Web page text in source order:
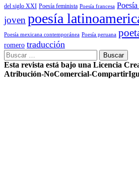
del siglo XXI Poesía feminista Poesía francesa
joven poesía
Poesía mexicana contemporánea Poesía peruana
romero traducción
Buscar:
Esta revista está bajo una Licencia
Atribución-NoComercial-